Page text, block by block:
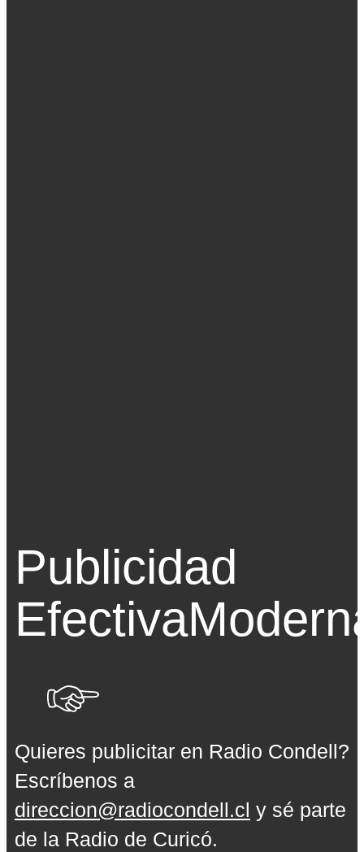
Publicidad
Efectiva
Quieres publicitar en Radio Condell?
Escríbenos a
direccion@radiocondell.cl y sé parte
de la Radio de Curicó.